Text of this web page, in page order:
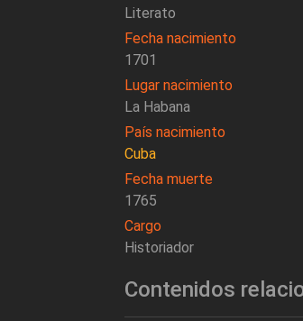
Literato
Fecha nacimiento
1701
Lugar nacimiento
La Habana
País nacimiento
Cuba
Fecha muerte
1765
Cargo
Historiador
Contenidos